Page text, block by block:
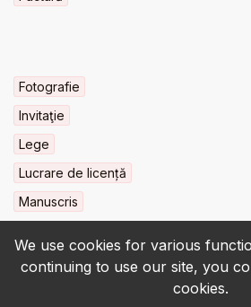
We use cookies for various
continuing to use our site, you
cookies.
Fotografie
Invitaţie
Lege
Lucrare de licență
Manuscris